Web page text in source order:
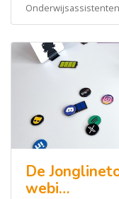
Onderwijsassistenten
De
webi…